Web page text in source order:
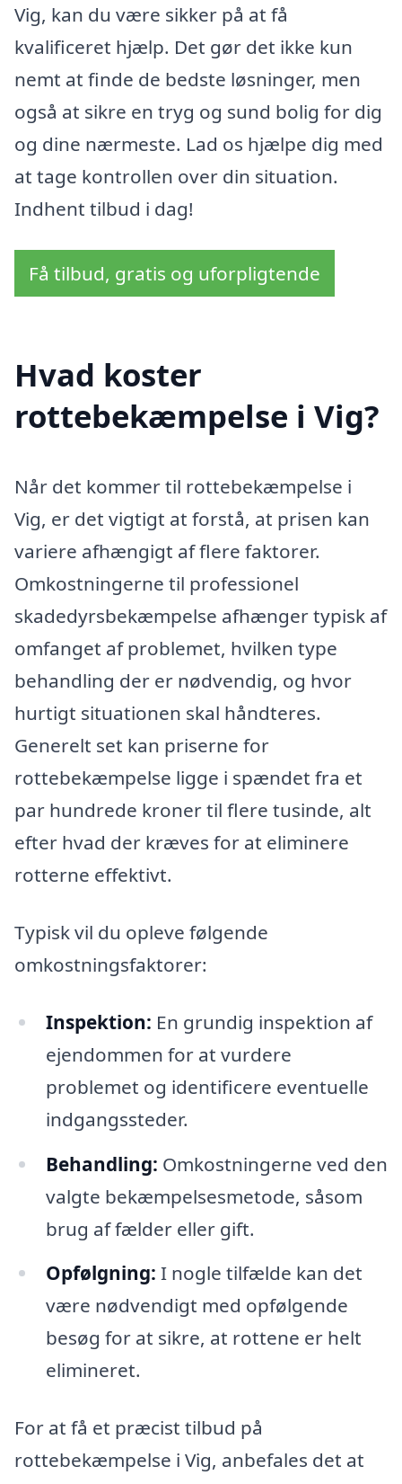
Vig, kan du være sikker på at få
kvalificeret hjælp. Det gør det ikke kun
nemt at finde de bedste løsninger, men
også at sikre en tryg og sund bolig for dig
og dine nærmeste. Lad os hjælpe dig med
at tage kontrollen over din situation.
Indhent tilbud i dag!
Få tilbud, gratis og uforpligtende
Hvad koster
rottebekæmpelse i Vig?
Når det kommer til rottebekæmpelse i
Vig, er det vigtigt at forstå, at prisen kan
variere afhængigt af flere faktorer.
Omkostningerne til professionel
skadedyrsbekæmpelse afhænger typisk af
omfanget af problemet, hvilken type
behandling der er nødvendig, og hvor
hurtigt situationen skal håndteres.
Generelt set kan priserne for
rottebekæmpelse ligge i spændet fra et
par hundrede kroner til flere tusinde, alt
efter hvad der kræves for at eliminere
rotterne effektivt.
Typisk vil du opleve følgende
omkostningsfaktorer:
Inspektion: En grundig inspektion af
ejendommen for at vurdere
problemet og identificere eventuelle
indgangssteder.
Behandling: Omkostningerne ved den
valgte bekæmpelsesmetode, såsom
brug af fælder eller gift.
Opfølgning: I nogle tilfælde kan det
være nødvendigt med opfølgende
besøg for at sikre, at rottene er helt
elimineret.
For at få et præcist tilbud på
rottebekæmpelse i Vig, anbefales det at